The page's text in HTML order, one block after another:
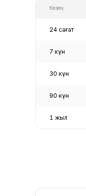
Кезең
24 сағат
7 күн
30 күн
90 күн
1 жыл